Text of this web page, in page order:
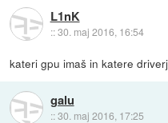
L1nK
::30. maj 2016, 16:54
kateri gpu imaš in katere
galu
::30. maj 2016, 17:25